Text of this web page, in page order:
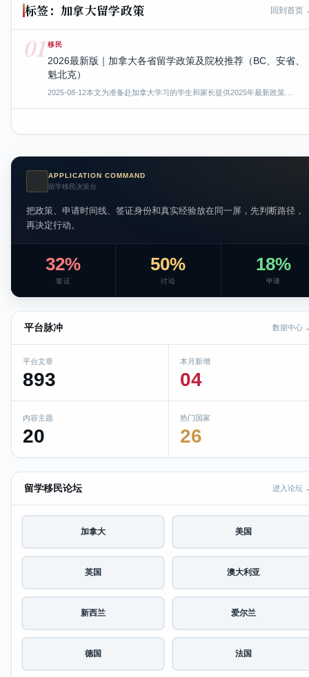
标签：加拿大留学政策 回到首页
01 移民
2026最新版｜加拿大各省留学政策及院校推荐（BC、安省、
魁北克）
2025-08-12本文为准备赴加拿大学习的学生和家长提供2025年最新政策…
APPLICATION COMMAND
留学移民决策台
把政策、申请时间线、签证身份和真实经验放在同一屏，先判断路径，
再决定行动。
32%
签证
50%
讨论
18%
申请
平台脉冲 数据中心
平台文章
893
本月新增
04
内容主题
20
热门国家
26
留学移民论坛 进入论坛
加拿大 美国
英国 澳大利亚
新西兰 爱尔兰
德国 法国